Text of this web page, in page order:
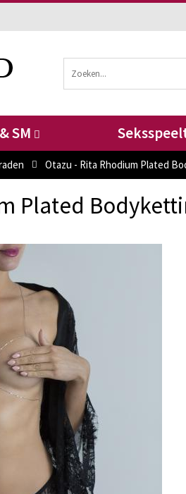
SM
Otazu - Rita Rhodium Plated
Plated